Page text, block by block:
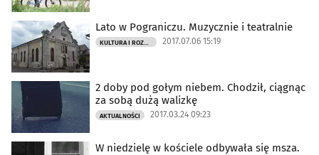
Lato w Pograniczu. Muzycznie i teatralnie
2017.07.06 15:19
2 doby pod gołym niebem. Chodził, ciągnąc
za sobą dużą walizkę
AKTUALNOŚCI 2017.03.24 09:23
W niedzielę w kościele odbywała się msza.